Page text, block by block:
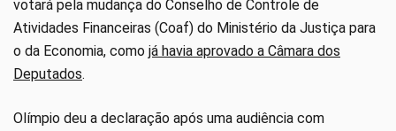
votará pela mudança do Conselho de Controle de
Atividades Financeiras (Coaf) do Ministério da Justiça para
o da Economia, como já havia aprovado a Câmara dos
Deputados.
Olímpio deu a declaração após uma audiência com